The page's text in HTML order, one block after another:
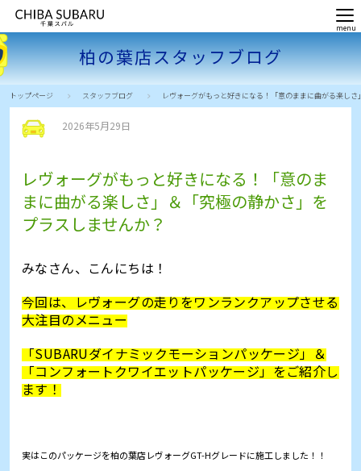
柏の葉店スタッフブログ
トップページ スタッフブログ レヴォーグがもっと好きになる！「意のままに曲がる楽し
2026年5月29日
レヴォーグがもっと好きになる！「意のま
まに曲がる楽しさ」＆「究極の静かさ」を
プラスしませんか？
みなさん、こんにちは！
今回は、レヴォーグの走りをワンランクアップさせる
大注目のメニュー
「SUBARUダイナミックモーションパッケージ」＆
「コンフォートクワイエットパッケージ」をご紹介し
ます！
実はこのパッケージを柏の葉店レヴォーグGT-Hグレードに施工しました！！